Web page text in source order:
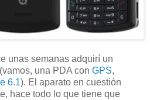
unas semanas adquirí un
(vamos, una PDA con GPS,
6.1). El aparato en cuestión
hace todo lo que tiene que